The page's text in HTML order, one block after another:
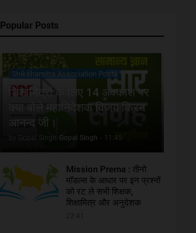
Popular Posts
Shikshamitra Association Posts
शिक्षामित्रों के लिए 14 अवकाश पर
क्या बोले महानिदेशक विजय किरन
आनन्द जी।
by Gopal Singh Gopal Singh - 11:45
Mission Prerna : तीनो
मॉडल्स के आधार पर इन प्रश्नों
को रट ले सभी शिक्षक,
शिक्षामित्र और अनुदेशक